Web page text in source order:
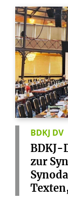
BDKJ DV
BDKJ-
zur